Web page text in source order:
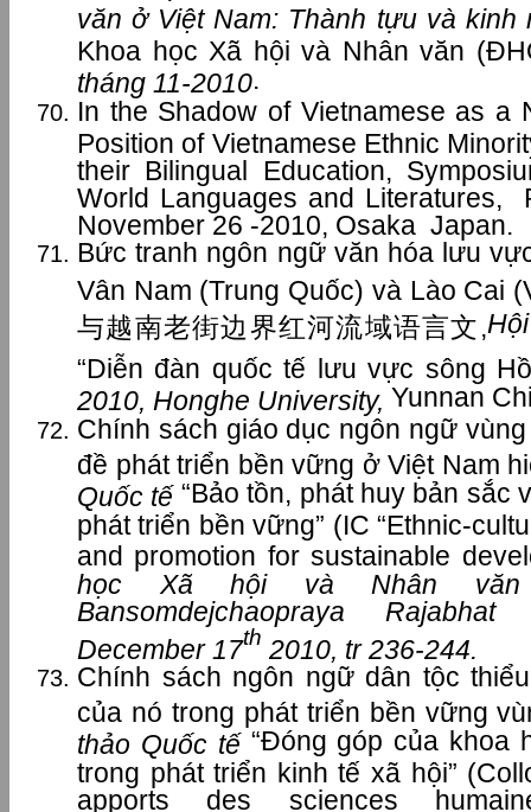
văn ở Việt Nam: Thành tựu và kinh
Khoa học Xã hội và Nhân văn
tháng 11-2010.
In the Shadow of Vietnamese as a
Position of Vietnamese Ethnic
their Bilingual Education,
World Languages and Literatures,
November 26 -2010, Osaka Japan.
Bức tranh ngôn ngữ văn hóa lưu
Vân Nam (Trung Quốc) và Lào Cai
与越南老街边界红河流域语言文,
“Diễn đàn quốc tế lưu vực sông
2010, Honghe University, Yunnan
Chính sách giáo dục ngôn ngữ
đề phát triển bền vững ở Việt Nam
Quốc tế“Bảo tồn, phát huy bản sắc
phát triển bền vững” (IC “Ethnic-
and promotion for sustainable
học Xã hội và Nhân văn
Bansomdejchaopraya
December 17th 2010, tr 236-244.
Chính sách ngôn ngữ dân tộc
của nó trong phát triển bền vững
thảo Quốc tế“Đóng góp của khoa
trong phát triển kinh tế xã hội”
apports des sciences